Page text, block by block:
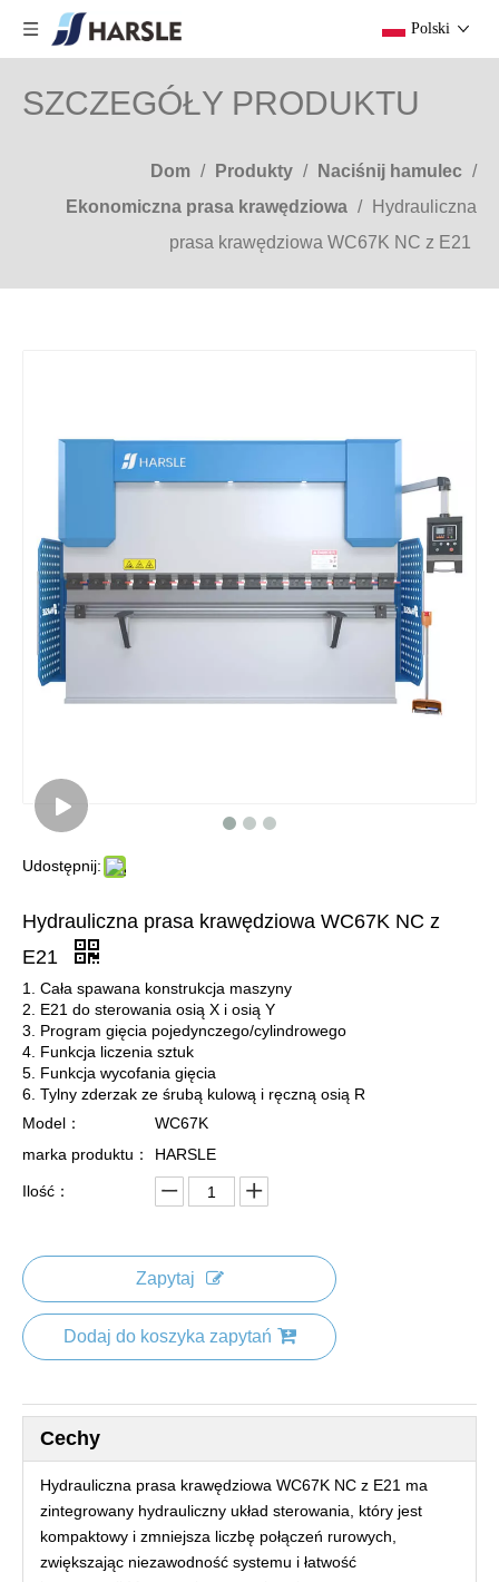
Polski
SZCZEGÓŁY PRODUKTU
Dom / Produkty / Naciśnij hamulec /
Ekonomiczna prasa krawędziowa /
Hydrauliczna
prasa krawędziowa WC67K NC z E21
Udostępnij:
Hydrauliczna prasa krawędziowa WC67K NC z
E21
1. Cała spawana konstrukcja maszyny
2. E21 do sterowania osią X i osią Y
3. Program gięcia pojedynczego/cylindrowego
4. Funkcja liczenia sztuk
5. Funkcja wycofania gięcia
6. Tylny zderzak ze śrubą kulową i ręczną osią R
Model：
WC67K
marka produktu：
HARSLE
Ilość：
Zapytaj
Dodaj do koszyka zapytań
Cechy
Hydrauliczna prasa krawędziowa WC67K NC z E21 ma
zintegrowany hydrauliczny układ sterowania, który jest
kompaktowy i zmniejsza liczbę połączeń rurowych,
zwiększając niezawodność systemu i łatwość